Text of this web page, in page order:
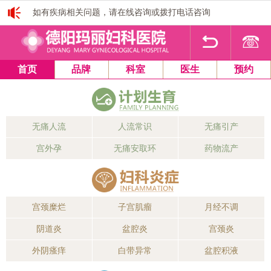
如有疾病相关问题，请在线咨询或拨打电话咨询
1 2 3 4
首页 品牌 科室 医生 预约
无痛人流 人流常识 无痛引产
宫外孕 无痛安取环 药物流产
宫颈糜烂 子宫肌瘤 月经不调
阴道炎 盆腔炎 宫颈炎
外阴瘙痒 白带异常 盆腔积液